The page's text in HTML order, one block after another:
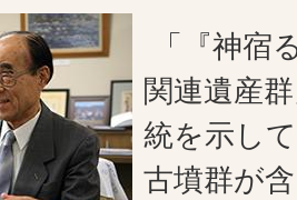
「『神宿
関連遺産
統を示し
古墳群が